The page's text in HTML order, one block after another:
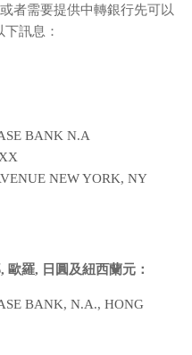
者需要提供中轉銀行先可以
訊息：
BANK N.A
NEW YORK, NY
歐羅, 日圓及紐西蘭元：
BANK, N.A., HONG